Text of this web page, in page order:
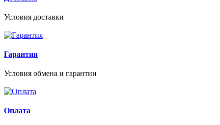
Условия доставки
Гарантия
Условия обмена и гарантии
Оплата